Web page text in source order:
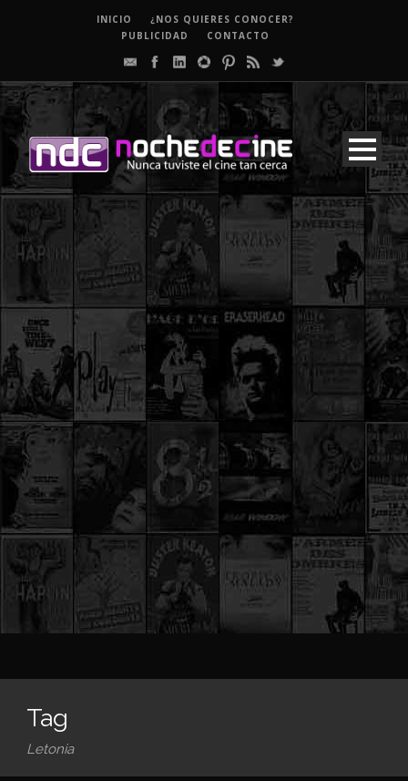
INICIO
¿NOS QUIERES CONOCER?
PUBLICIDAD
CONTACTO
Tag
Letonia